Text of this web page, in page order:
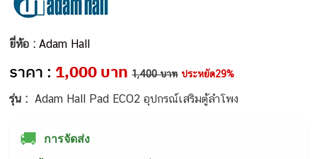
ยี่ห้อ :Adam Hall
ราคา : 1,000 บาท 1,400 บาท ประหยัด29%
รุ่น :Adam Hall Pad ECO2 อุปกรณ์เสริมตู้ลำโพง
🚚 การจัดส่ง